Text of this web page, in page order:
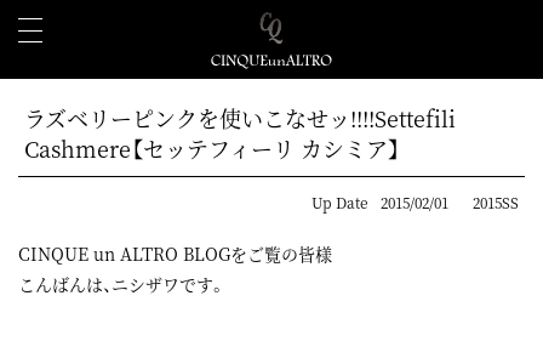
ラズベリーピンクを使いこなせッ!!!!Settefili
Cashmere【セッテフィーリ カシミア】
Up Date 2015/02/01 2015SS
CINQUE un ALTRO BLOGをご覧の皆様
こんばんは、ニシザワです。